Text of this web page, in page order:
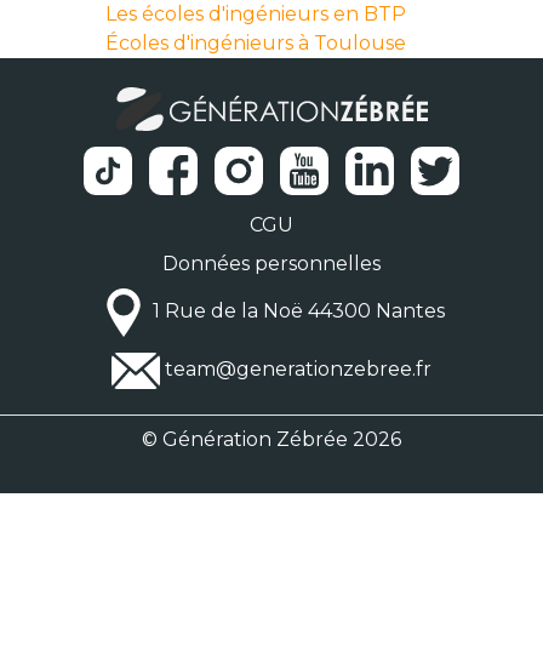
Les écoles d'ingénieurs en BTP
Écoles d'ingénieurs à Toulouse
CGU
Données personnelles
1 Rue de la Noë 44300 Nantes
team@generationzebree.fr
© Génération Zébrée 2026